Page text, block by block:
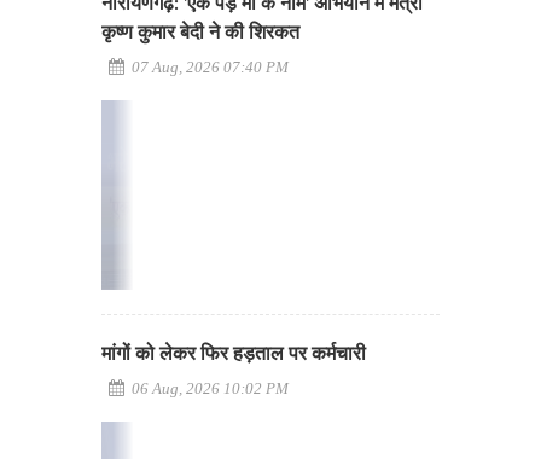
कृष्ण कुमार बेदी ने की शिरकत
07 Aug, 2026 07:40 PM
मांगों को लेकर फिर हड़ताल पर कर्मचारी
06 Aug, 2026 10:02 PM